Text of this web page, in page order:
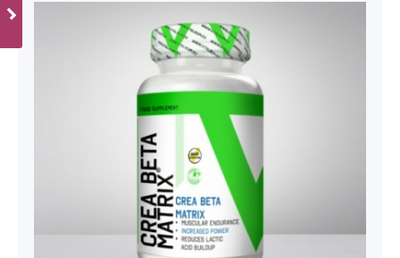
CREA BETA MATRIX
Napumpanko Svi proizvodi
1.800,00 рсд